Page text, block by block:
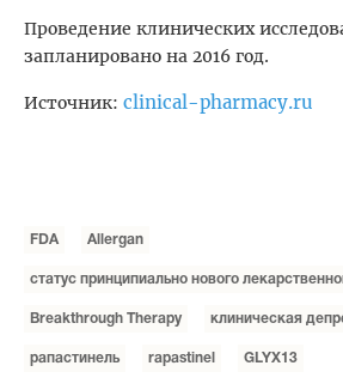
Проведение клинических
запланировано на 2016 год.
Источник: clinical-pharmacy.ru
FDA Allergan
статус принципиально нового
Breakthrough Therapy клиническая
рапастинель rapastinel GLYX13